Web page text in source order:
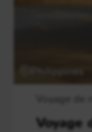
Voyage